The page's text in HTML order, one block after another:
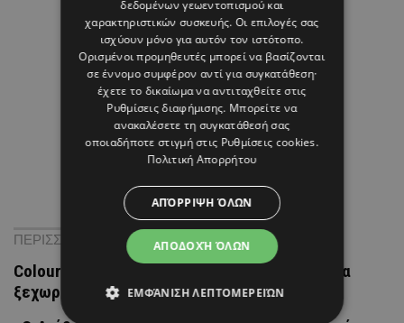
ΠΕΡΙΣΣΟΤΕΡΑ ΝΕΑ
Colour Crush: 3 τσάντες που δεν φοβούνται να
ξεχωρίσουν (και καλό είναι ούτε και εσύ)
δεδομένων γεωεντοπισμού και
χαρακτηριστικών συσκευής. Οι επιλογές σας
ισχύουν μόνο για αυτόν τον ιστότοπο.
Ορισμένοι προμηθευτές μπορεί να βασίζονται
σε έννομο συμφέρον αντί για συγκατάθεση·
έχετε το δικαίωμα να αντιταχθείτε στις
Ρυθμίσεις διαφήμισης. Μπορείτε να
ανακαλέσετε τη συγκατάθεσή σας
οποιαδήποτε στιγμή στις Ρυθμίσεις cookies.
Πολιτική Απορρήτου
ΑΠΟΔΟΧΉ ΌΛΩΝ
ΑΠΌΡΡΙΨΗ ΌΛΩΝ
ΕΜΦΆΝΙΣΗ ΛΕΠΤΟΜΕΡΕΙΏΝ